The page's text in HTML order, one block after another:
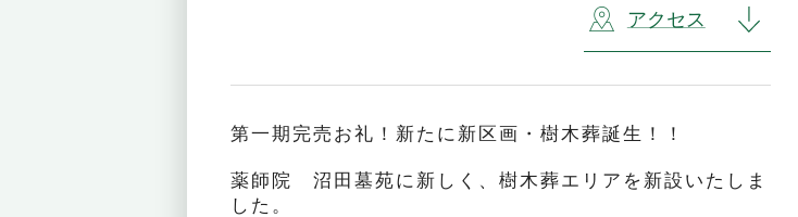
アクセス
第一期完売お礼！新たに新区画・樹木葬誕生！！
薬師院 沼田墓苑に新しく、樹木葬エリアを新設いたしま
した。